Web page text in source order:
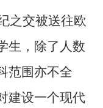
之交被送往欧
生，除了人数
范围亦不全
建设一个现代